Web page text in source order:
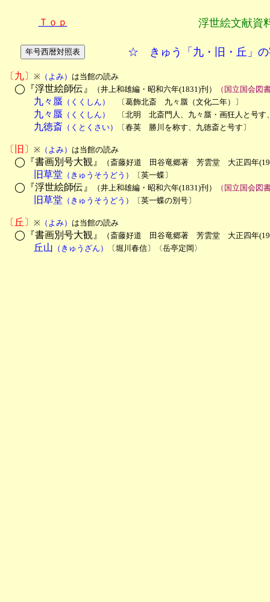
Ｔｏｐ 浮世絵文献資
☆ きゅう「九・旧・丘」の
〔九〕 ※ （よみ） は当館の読み
◯『浮世絵師伝』 （井上和雄編・昭和六年(1831)刊） （国立国会図
九々蜃 （くくしん） 〔葛飾北斎　九々蜃（文化二年）〕
九々蜃 （くくしん） 〔北明　北斎門人、九々蜃・画狂人と号す
九徳斎 （くとくさい） 〔春英　勝川を称す、九徳斎と号す〕
〔旧〕 ※ （よみ） は当館の読み
◯『書画別号大観』 （斎藤好道　田谷竜郷著　芳雲堂　大正四年
旧草堂 （きゅうそうどう） 〔英一蝶〕
◯『浮世絵師伝』 （井上和雄編・昭和六年(1831)刊） （国立国会図
旧草堂 （きゅうそうどう） 〔英一蝶の別号〕
〔丘〕 ※ （よみ） は当館の読み
◯『書画別号大観』 （斎藤好道　田谷竜郷著　芳雲堂　大正四年
丘山 （きゅうざん） 〔堀川春信〕 〈岳亭定岡〉